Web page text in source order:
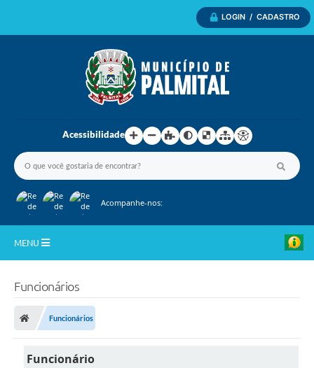
LOGIN / CADASTRO
Acessibilidade
Acompanhe-nos:
MENU
A Prefeitura
Departamentos
Funcionários
Funcionários
Funcionário